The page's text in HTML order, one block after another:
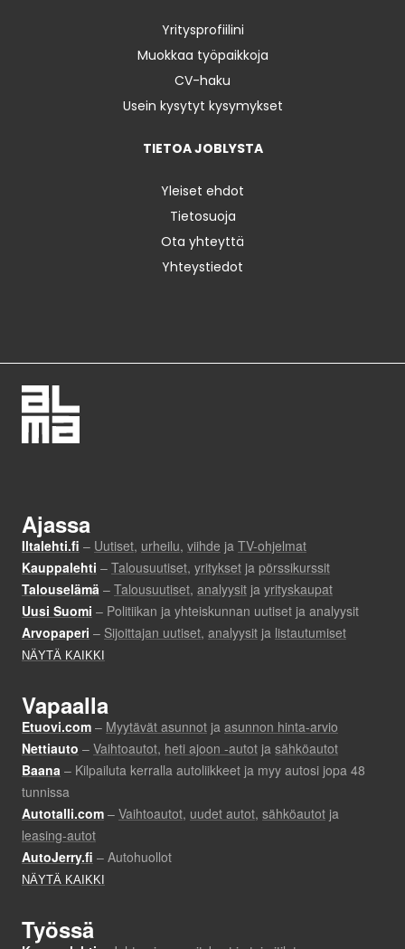
Yritysprofiilini
Muokkaa työpaikkoja
CV-haku
Usein kysytyt kysymykset
TIETOA JOBLYSTA
Yleiset ehdot
Tietosuoja
Ota yhteyttä
Yhteystiedot